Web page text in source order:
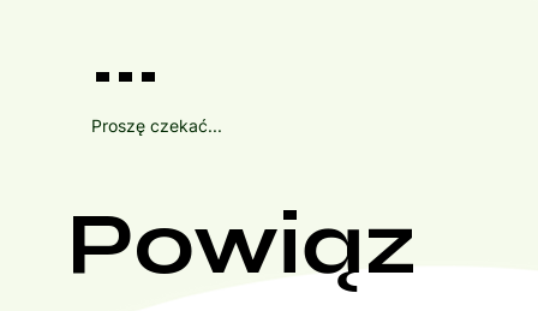
...
Proszę czekać...
Powiąz